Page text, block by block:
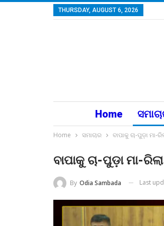
THURSDAY, AUGUST 6, 2026
Home
Home ସମାଚାର ବାପାକୁ ଚା-ପୁଡ଼ା ମା-
ବାପାକୁ ଚା-ପୁଡ଼ା ମା-
By Odia Sambada Last